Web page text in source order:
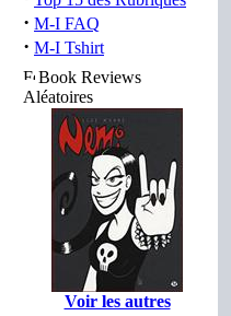
· M-I FAQ
· M-I Tshirt
Book Reviews
Aléatoires
Voir les autres